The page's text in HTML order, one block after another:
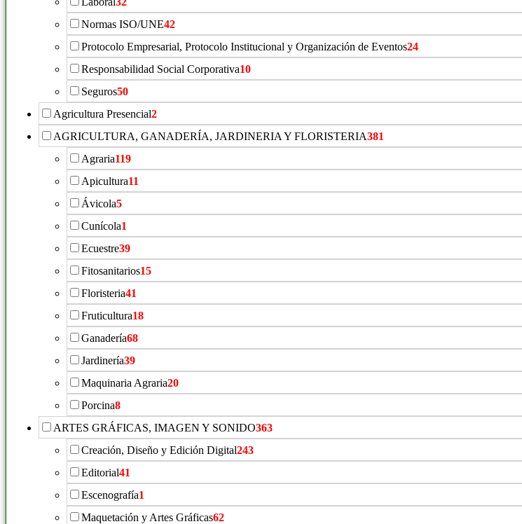
Normas ISO/UNE42
Protocolo Empresarial, Protocolo Institucional y Organización de Eventos24
Responsabilidad Social Corporativa10
Seguros50
Agricultura Presencial2
AGRICULTURA, GANADERÍA, JARDINERIA Y FLORISTERIA381
Agraria119
Apicultura11
Ávicola5
Cunícola1
Ecuestre39
Fitosanitarios15
Floristeria41
Fruticultura18
Ganadería68
Jardinería39
Maquinaria Agraria20
Porcina8
ARTES GRÁFICAS, IMAGEN Y SONIDO363
Creación, Diseño y Edición Digital243
Editorial41
Escenografía1
Maquetación y Artes Gráficas62